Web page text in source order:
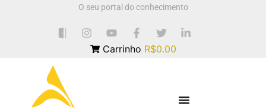
O seu portal do conhecimento
Carrinho R$0.00